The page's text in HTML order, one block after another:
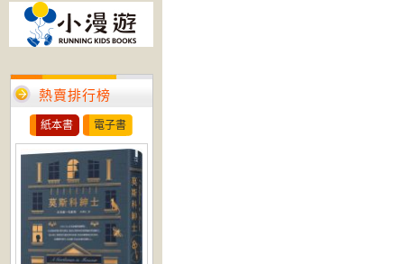
熱賣排行榜
紙本書 電子書